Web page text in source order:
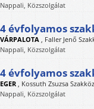
Nappali, Közszolgálat
4 évfolyamos
VÁRPALOTA , Faller Jenő
Nappali, Közszolgálat
4 évfolyamos
EGER , Kossuth Zsuzsa
Nappali, Közszolgálat